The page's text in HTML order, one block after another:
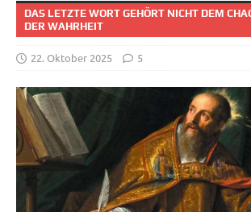
DAS LETZTE WORT GEHÖRT NICHT DEM
DER WAHRHEIT
22. Oktober 2025 5